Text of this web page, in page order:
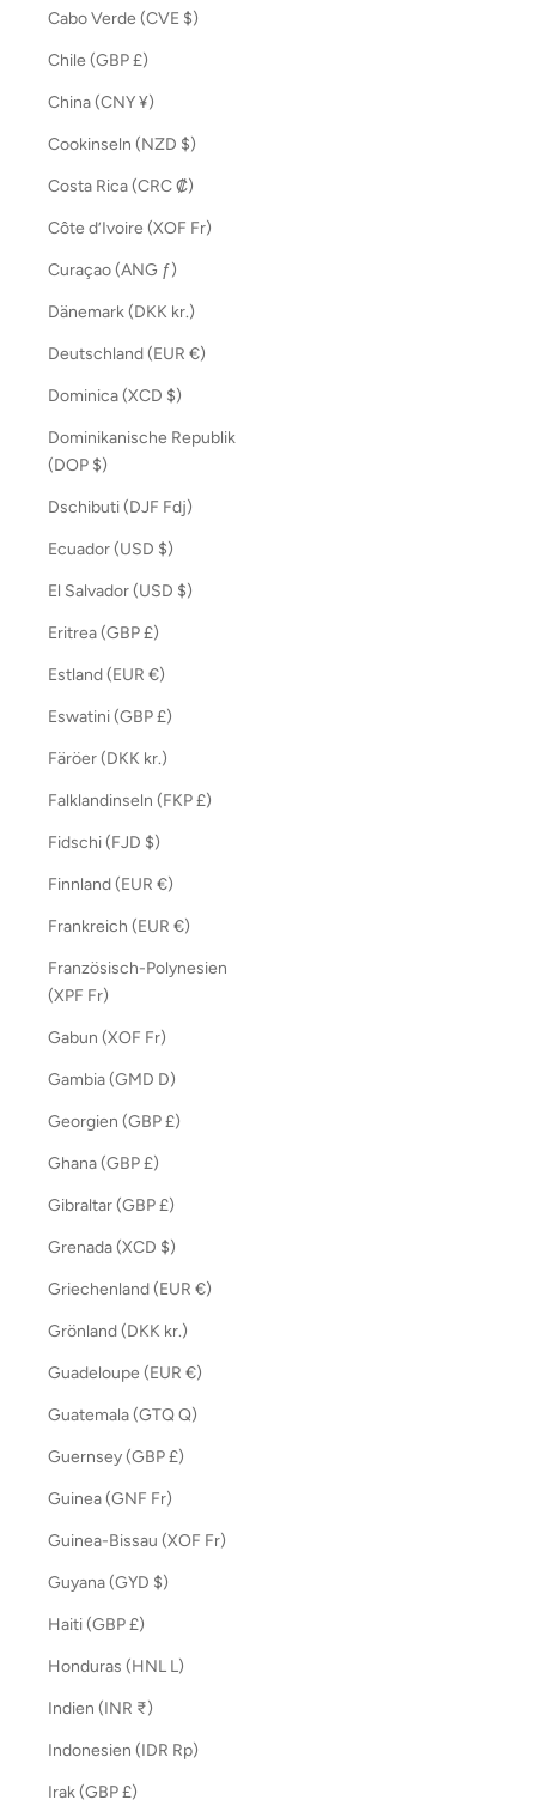
Cabo Verde (CVE $)
Chile (GBP £)
China (CNY ¥)
Cookinseln (NZD $)
Costa Rica (CRC ₡)
Côte d’Ivoire (XOF Fr)
Curaçao (ANG ƒ)
Dänemark (DKK kr.)
Deutschland (EUR €)
Dominica (XCD $)
Dominikanische Republik
(DOP $)
Dschibuti (DJF Fdj)
Ecuador (USD $)
El Salvador (USD $)
Eritrea (GBP £)
Estland (EUR €)
Eswatini (GBP £)
Färöer (DKK kr.)
Falklandinseln (FKP £)
Fidschi (FJD $)
Finnland (EUR €)
Frankreich (EUR €)
Französisch-Polynesien
(XPF Fr)
Gabun (XOF Fr)
Gambia (GMD D)
Georgien (GBP £)
Ghana (GBP £)
Gibraltar (GBP £)
Grenada (XCD $)
Griechenland (EUR €)
Grönland (DKK kr.)
Guadeloupe (EUR €)
Guatemala (GTQ Q)
Guernsey (GBP £)
Guinea (GNF Fr)
Guinea-Bissau (XOF Fr)
Guyana (GYD $)
Haiti (GBP £)
Honduras (HNL L)
Indien (INR ₹)
Indonesien (IDR Rp)
Irak (GBP £)